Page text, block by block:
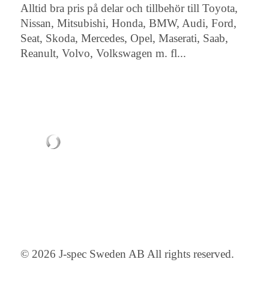
Alltid bra pris på delar och tillbehör till Toyota,
Nissan, Mitsubishi, Honda, BMW, Audi, Ford,
Seat, Skoda, Mercedes, Opel, Maserati, Saab,
Reanult, Volvo, Volkswagen m. fl...
© 2026 J-spec Sweden AB All rights reserved.